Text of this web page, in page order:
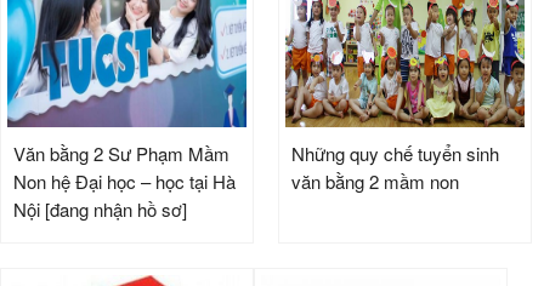
Văn bằng 2 Sư Phạm Mầm
Non hệ Đại học – học tại Hà
Nội [đang nhận hồ sơ]
Những quy chế tuyển sinh
văn bằng 2 mầm non